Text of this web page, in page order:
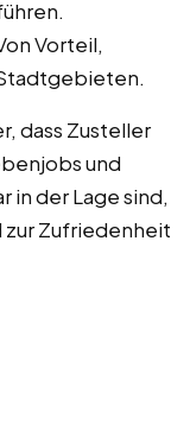
Vorteil,
dass Zusteller
und
in der Lage sind,
zur Zufriedenheit